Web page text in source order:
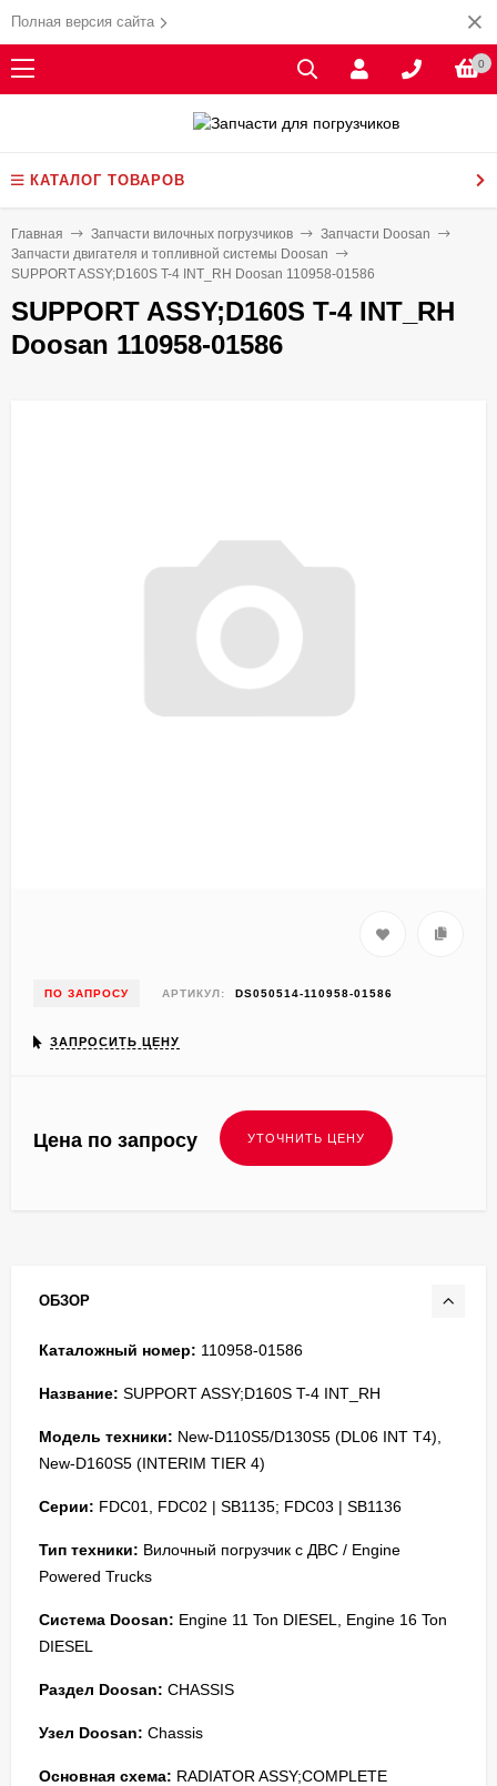
Полная версия сайта
0
КАТАЛОГ ТОВАРОВ
Главная Запчасти вилочных погрузчиков
Запчасти Doosan
Запчасти двигателя и топливной системы Doosan
SUPPORT ASSY;D160S T-4 INT_RH Doosan 110958-01586
SUPPORT ASSY;D160S T-4 INT_RH
Doosan 110958-01586
ПО ЗАПРОСУ АРТИКУЛ: DS050514-110958-01586
ЗАПРОСИТЬ ЦЕНУ
Цена по запросу
ОБЗОР
Каталожный номер: 110958-01586
Название: SUPPORT ASSY;D160S T-4 INT_RH
Модель техники: New-D110S5/D130S5 (DL06 INT T4),
New-D160S5 (INTERIM TIER 4)
Серии: FDC01, FDC02 | SB1135; FDC03 | SB1136
Тип техники: Вилочный погрузчик с ДВС / Engine
Powered Trucks
Система Doosan: Engine 11 Ton DIESEL, Engine 16 Ton
DIESEL
Раздел Doosan: CHASSIS
Узел Doosan: Chassis
Основная схема: RADIATOR ASSY;COMPLETE